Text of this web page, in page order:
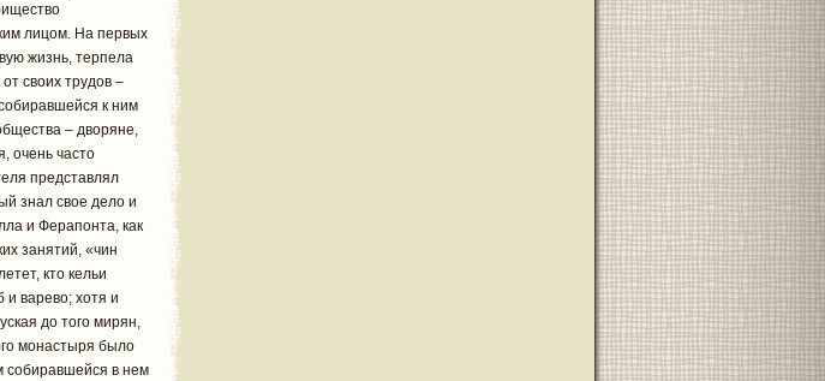
лицом. На первых
жизнь, терпела
своих трудов –
к ним
– дворяне,
очень часто
представлял
знал свое дело и
и Ферапонта, как
занятий, «чин
кто кельи
и варево; хотя и
до того мирян,
монастыря было
собиравшейся в нем